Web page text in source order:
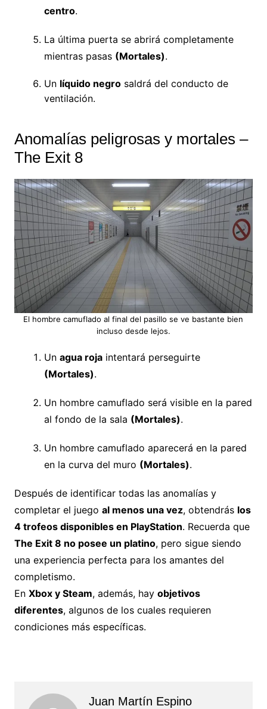
centro.
La última puerta se abrirá completamente
mientras pasas (Mortales).
Un líquido negrosaldrá del conducto de
ventilación.
Anomalías peligrosas y mortales –
The Exit 8
El hombre camuflado al final del pasillo se ve bastante bien
incluso desde lejos.
Un agua rojaintentará perseguirte
(Mortales).
Un hombre camuflado será visible en la pared
al fondo de la sala (Mortales).
Un hombre camuflado aparecerá en la pared
en la curva del muro (Mortales).
Después de identificar todas las anomalías y
completar el juego al menos una vez, obtendrás los
4 trofeos disponibles en PlayStation. Recuerda que
The Exit 8 no posee un platino, pero sigue siendo
una experiencia perfecta para los amantes del
completismo.
En Xbox y Steam, además, hay objetivos
diferentes, algunos de los cuales requieren
condiciones más específicas.
Juan Martín Espino